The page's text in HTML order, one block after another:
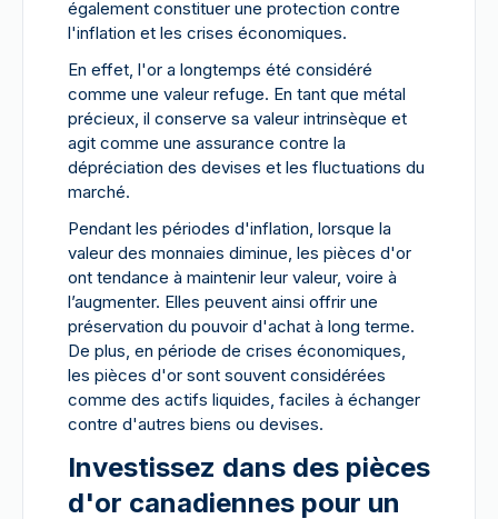
également constituer une protection contre
l'inflation et les crises économiques.
En effet, l'or a longtemps été considéré
comme une valeur refuge. En tant que métal
précieux, il conserve sa valeur intrinsèque et
agit comme une assurance contre la
dépréciation des devises et les fluctuations du
marché.
Pendant les périodes d'inflation, lorsque la
valeur des monnaies diminue, les pièces d'or
ont tendance à maintenir leur valeur, voire à
l’augmenter. Elles peuvent ainsi offrir une
préservation du pouvoir d'achat à long terme.
De plus, en période de crises économiques,
les pièces d'or sont souvent considérées
comme des actifs liquides, faciles à échanger
contre d'autres biens ou devises.
Investissez dans des pièces
d'or canadiennes pour un